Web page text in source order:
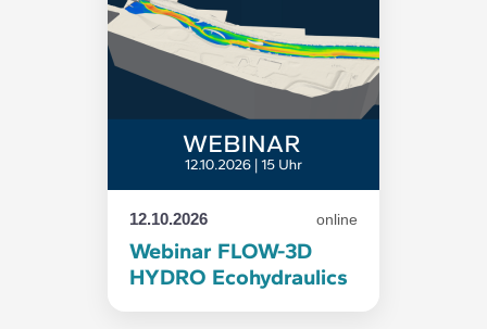
12.10.2026 online
Webinar FLOW-3D
HYDRO Ecohydraulics